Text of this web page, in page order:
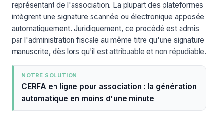
représentant de l'association. La plupart des plateformes
intègrent une signature scannée ou électronique apposée
automatiquement. Juridiquement, ce procédé est admis
par l'administration fiscale au même titre qu'une signature
manuscrite, dès lors qu'il est attribuable et non répudiable.
NOTRE SOLUTION
CERFA en ligne pour association : la génération
automatique en moins d'une minute